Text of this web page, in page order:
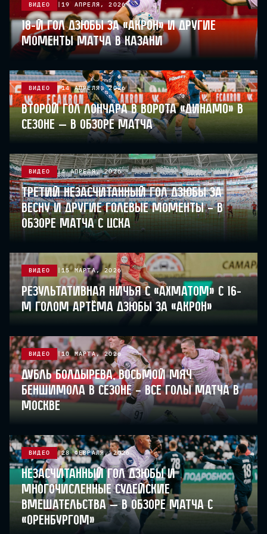
ВИДЕО 19 АПРЕЛЯ, 2026
18-й гол Дзюбы за «Акрон» и другие
моменты матча в Казани
ВИДЕО 14 АПРЕЛЯ, 2026
Второй гол Лончара в ворота «Динамо» в
сезоне — в обзоре матча
ВИДЕО 4 АПРЕЛЯ, 2026
Третий незасчитанный гол Дзюбы за
весну и другие голевые моменты – в
обзоре матча с ЦСКА
ВИДЕО 15 МАРТА, 2026
Результативная ничья с «Ахматом» с 16-
м голом Артёма Дзюбы за «Акрон»
ВИДЕО 10 МАРТА, 2026
Дубль Болдырева, восьмой мяч
Беншимола в сезоне – все голы матча в
Москве
ВИДЕО 28 ФЕВРАЛЯ, 2026
Незасчитанный гол Дзюбы и
многочисленные судейские
вмешательства — в обзоре матча с
«Оренбургом»